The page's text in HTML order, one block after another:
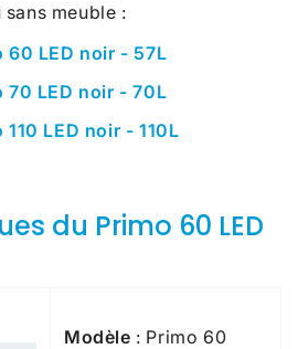
sans meuble :
60 LED noir - 57L
70 LED noir - 70L
LED noir - 110L
du Primo 60 LED
Modèle : Primo 60